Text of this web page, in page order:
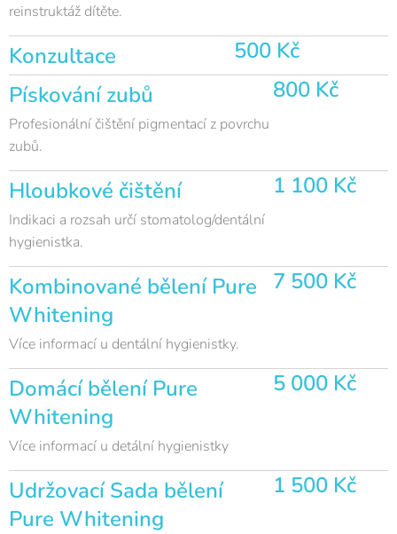
reinstruktáž dítěte.
Konzultace
500 Kč
Pískování zubů
Profesionální čištění pigmentací z povrchu
zubů.
800 Kč
Hloubkové čištění
Indikaci a rozsah určí stomatolog/dentální
hygienistka.
1 100 Kč
Kombinované bělení Pure
Whitening
Více informací u dentální hygienistky.
7 500 Kč
Domácí bělení Pure
Whitening
Více informací u detální hygienistky
5 000 Kč
Udržovací Sada bělení
Pure Whitening
1 500 Kč